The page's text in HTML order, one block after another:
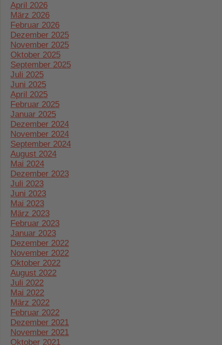
April 2026
März 2026
Februar 2026
Dezember 2025
November 2025
Oktober 2025
September 2025
Juli 2025
Juni 2025
April 2025
Februar 2025
Januar 2025
Dezember 2024
November 2024
September 2024
August 2024
Mai 2024
Dezember 2023
Juli 2023
Juni 2023
Mai 2023
März 2023
Februar 2023
Januar 2023
Dezember 2022
November 2022
Oktober 2022
August 2022
Juli 2022
Mai 2022
März 2022
Februar 2022
Dezember 2021
November 2021
Oktober 2021